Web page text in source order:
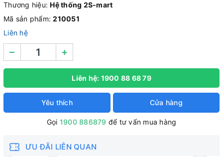
Thương hiệu:Hệ thống 2S-mart
Mã sản phẩm:210051
Liên hệ
– +
Liên hệ: 1900 88 68 79
Yêu thích Cửa hàng
Gọi 1900 886879 để tư vấn mua hàng
ƯU ĐÃI LIÊN QUAN